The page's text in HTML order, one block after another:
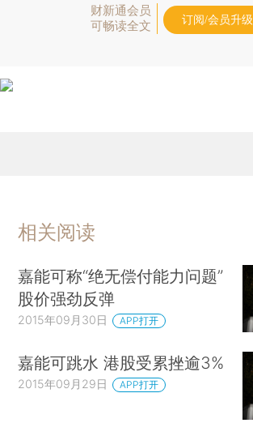
财新通会员
可畅读全文
订阅/会员升级
相关阅读
嘉能可称“绝无偿付能力问题”
股价强劲反弹
2015年09月30日 APP打开
嘉能可跳水 港股受累挫逾3%
2015年09月29日 APP打开